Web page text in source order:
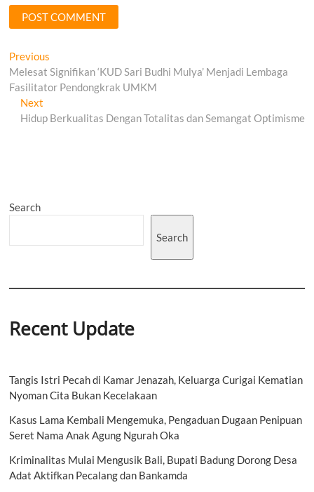
Post
navigation
Previous
post:
Melesat Signifikan ‘KUD Sari Budhi Mulya’ Menjadi Lembaga
Fasilitator Pendongkrak UMKM
NextNext
post:
Hidup Berkualitas Dengan Totalitas dan Semangat Optimisme
Search
Search
Recent Update
Tangis Istri Pecah di Kamar Jenazah, Keluarga Curigai Kematian
Nyoman Cita Bukan Kecelakaan
Kasus Lama Kembali Mengemuka, Pengaduan Dugaan Penipuan
Seret Nama Anak Agung Ngurah Oka
Kriminalitas Mulai Mengusik Bali, Bupati Badung Dorong Desa
Adat Aktifkan Pecalang dan Bankamda